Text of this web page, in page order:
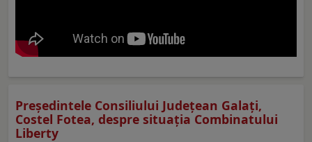
Preşedintele Consiliului Judeţean Galaţi,
Costel Fotea, despre situaţia Combinatului
Liberty